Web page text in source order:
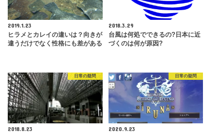
2019.1.23
ヒラメとカレイの違いは？向きが
違うだけでなく性格にも差がある
2018.3.29
台風は何処でできるの?日本に近
づくのは何が原因?
日常の疑問
2018.8.23
日常の疑問
2020.9.23